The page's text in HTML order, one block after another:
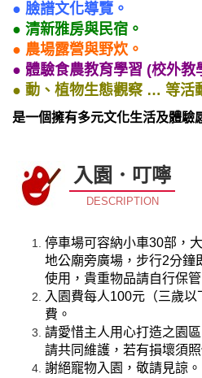
● 臉譜文化導覽。
● 清新雅房與民宿。
● 農場露營與野炊。
● 體驗食農教育學習 (校外教
● 動、植物生態觀察 … 等活
是一個擁有多元文化生活及體驗
入園．叮嚀
DESCRIPTION
停車場可容納小車30部，
地公廟旁廣場，步行2分鐘
使用，貴重物品請自行保
入園費每人100元（三歲
費。
請愛惜主人用心打造之園
請共同維護，若有損壞須照
謝絕寵物入園，敬請見諒。